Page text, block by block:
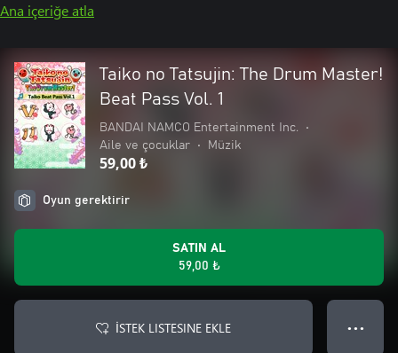
Ana içeriğe atla
Taiko no Tatsujin: The Drum Master!
Beat Pass Vol. 1
BANDAI NAMCO Entertainment Inc.
•
Aile ve çocuklar
• Müzik
59,00 ₺
Oyun gerektirir
SATIN AL
59,00 ₺
İSTEK LISTESINE EKLE ● ● ●